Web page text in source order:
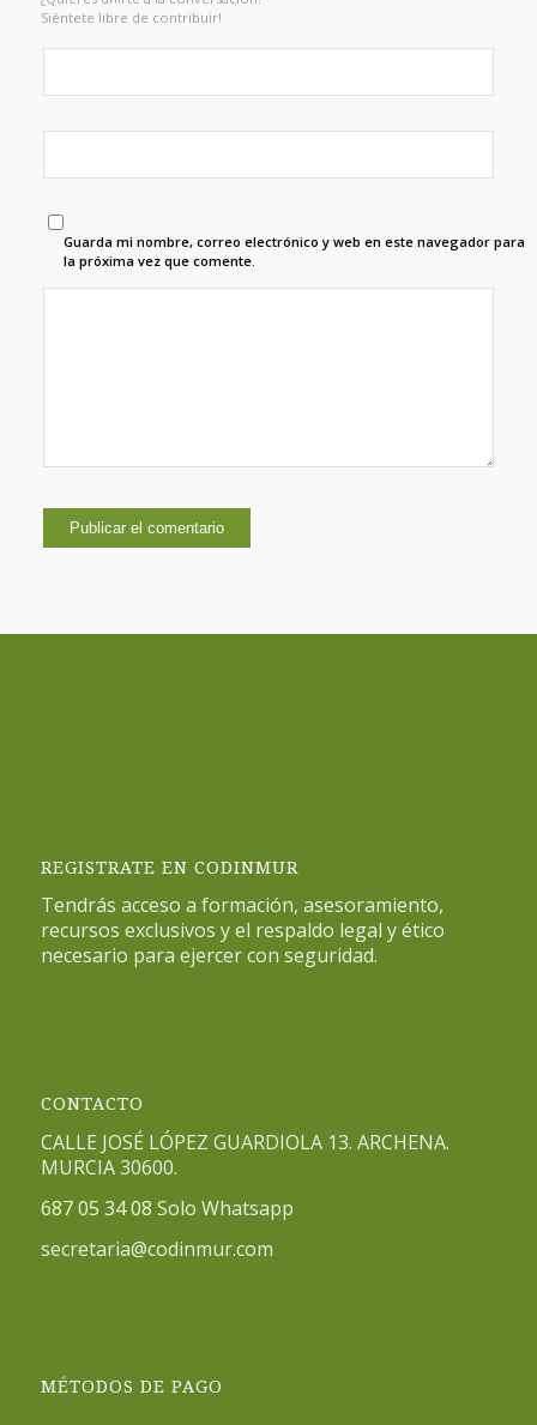
Siéntete libre de contribuir!
Guarda mi nombre, correo electrónico y web en este navegador para
la próxima vez que comente.
REGISTRATE EN CODINMUR
Tendrás acceso a formación, asesoramiento,
recursos exclusivos y el respaldo legal y ético
necesario para ejercer con seguridad.
CONTACTO
CALLE JOSÉ LÓPEZ GUARDIOLA 13. ARCHENA.
MURCIA 30600.
687 05 34 08 Solo Whatsapp
secretaria@codinmur.com
MÉTODOS DE PAGO